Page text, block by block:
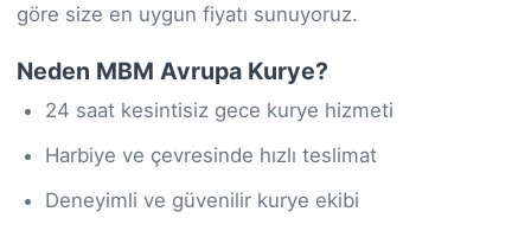
göre size en uygun fiyatı sunuyoruz.
Neden MBM Avrupa Kurye?
24 saat kesintisiz gece kurye hizmeti
Harbiye ve çevresinde hızlı teslimat
Deneyimli ve güvenilir kurye ekibi